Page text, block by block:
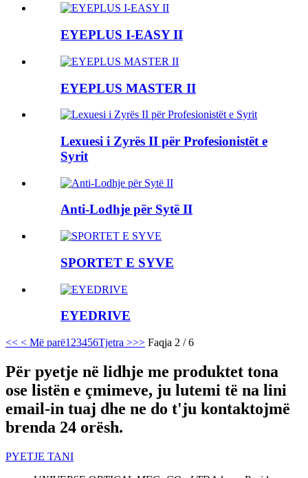
EYEPLUS I-EASY II
EYEPLUS MASTER II
Lexuesi i Zyrës II për Profesionistët e
Syrit
Anti-Lodhje për Sytë II
SPORTET E SYVE
EYEDRIVE
<< < Më parë1 23456Tjetra >>> Faqja 2 / 6
Për pyetje në lidhje me produktet tona
ose listën e çmimeve, ju lutemi të na lini
email-in tuaj dhe ne do t'ju kontaktojmë
brenda 24 orësh.
PYETJE TANI